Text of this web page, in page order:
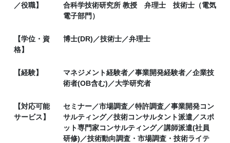
／役職】
合科学技術研究所 教授 弁理士 技術士（電気
電子部門）
【学位・資
格】
博士(DR)／技術士／弁理士
【経験】
マネジメント経験者／事業開発経験者／企業技
術者(OB含む)／大学研究者
【対応可能
サービス】
セミナー／市場調査／特許調査／事業開発コン
サルティング／技術コンサルタント派遣／スポ
ット専門家コンサルティング／講師派遣(社員
研修)／技術動向調査・市場調査・技術ライテ